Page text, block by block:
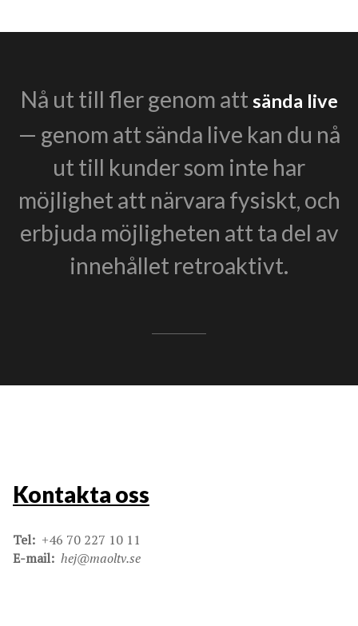
Nå ut till fler genom att sända live
— genom att sända live kan du nå
ut till kunder som inte har
möjlighet att närvara fysiskt, och
erbjuda möjligheten att ta del av
innehållet retroaktivt.
Kontakta oss
Tel: +46 70 227 10 11
E-mail: hej@maoltv.se